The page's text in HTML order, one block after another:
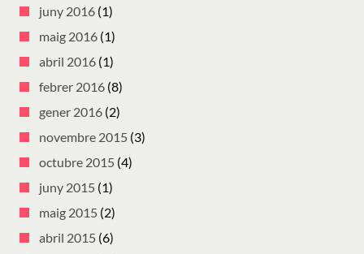
juny 2016 (1)
maig 2016 (1)
abril 2016 (1)
febrer 2016 (8)
gener 2016 (2)
novembre 2015 (3)
octubre 2015 (4)
juny 2015 (1)
maig 2015 (2)
abril 2015 (6)